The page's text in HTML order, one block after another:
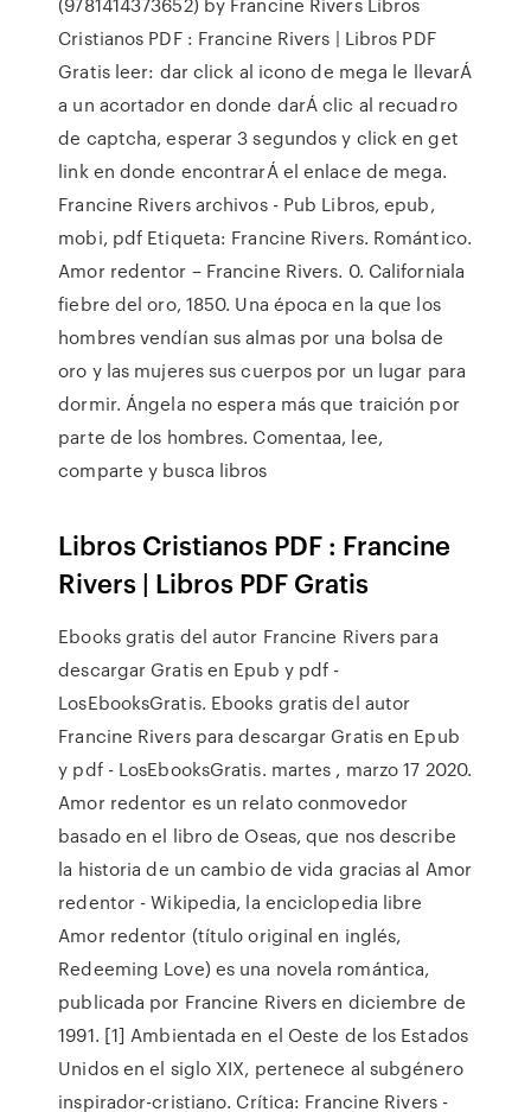
Cristianos PDF : Francine Rivers | Libros PDF
Gratis leer: dar click al icono de mega le llevarÁ
a un acortador en donde darÁ clic al recuadro
de captcha, esperar 3 segundos y click en get
link en donde encontrarÁ el enlace de mega.
Francine Rivers archivos - Pub Libros, epub,
mobi, pdf Etiqueta: Francine Rivers. Romántico.
Amor redentor – Francine Rivers. 0. Californiala
fiebre del oro, 1850. Una época en la que los
hombres vendían sus almas por una bolsa de
oro y las mujeres sus cuerpos por un lugar para
dormir. Ángela no espera más que traición por
parte de los hombres. Comentaa, lee,
comparte y busca libros
Libros Cristianos PDF : Francine
Rivers | Libros PDF Gratis
Ebooks gratis del autor Francine Rivers para
descargar Gratis en Epub y pdf -
LosEbooksGratis. Ebooks gratis del autor
Francine Rivers para descargar Gratis en Epub
y pdf - LosEbooksGratis. martes , marzo 17 2020.
Amor redentor es un relato conmovedor
basado en el libro de Oseas, que nos describe
la historia de un cambio de vida gracias al Amor
redentor - Wikipedia, la enciclopedia libre
Amor redentor (título original en inglés,
Redeeming Love) es una novela romántica,
publicada por Francine Rivers en diciembre de
1991. [1] Ambientada en el Oeste de los Estados
Unidos en el siglo XIX, pertenece al subgénero
inspirador-cristiano. Crítica: Francine Rivers -